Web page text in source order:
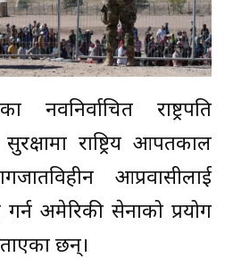
नवनिर्वाचित राष्ट्रपति
राष्ट्रिय आपतकाल
आप्रवासीलाई
अमेरिकी सेनाको प्रयोग
छन्।